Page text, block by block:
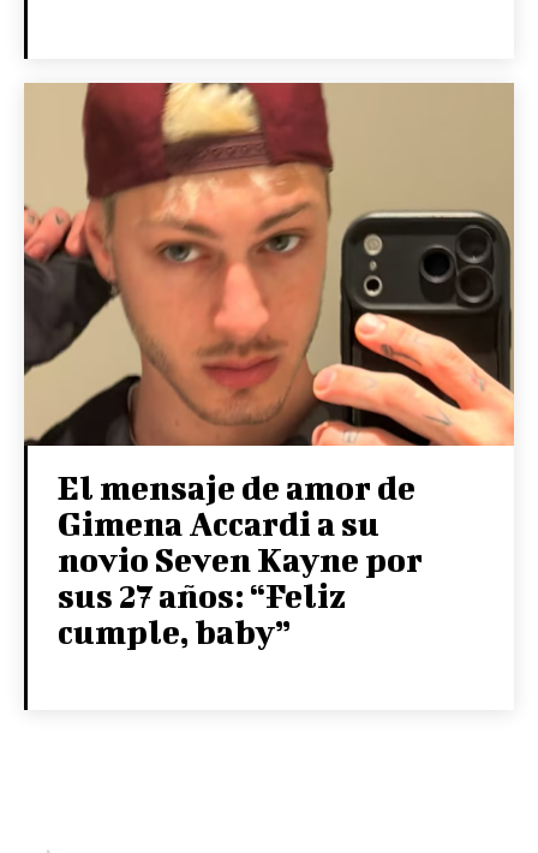
El mensaje de amor de
Gimena Accardi a su
novio Seven Kayne por
sus 27 años: “Feliz
cumple, baby”